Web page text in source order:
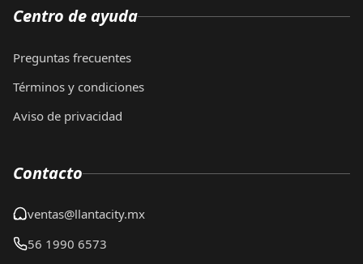
Centro de ayuda
Preguntas frecuentes
Términos y condiciones
Aviso de privacidad
Contacto
ventas@llantacity.mx
56 1990 6573